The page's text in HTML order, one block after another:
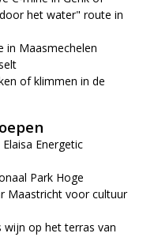
het water" route in
in Maasmechelen
of klimmen in de
Energetic
Park Hoge
Maastricht voor cultuur
wijn op het terras van